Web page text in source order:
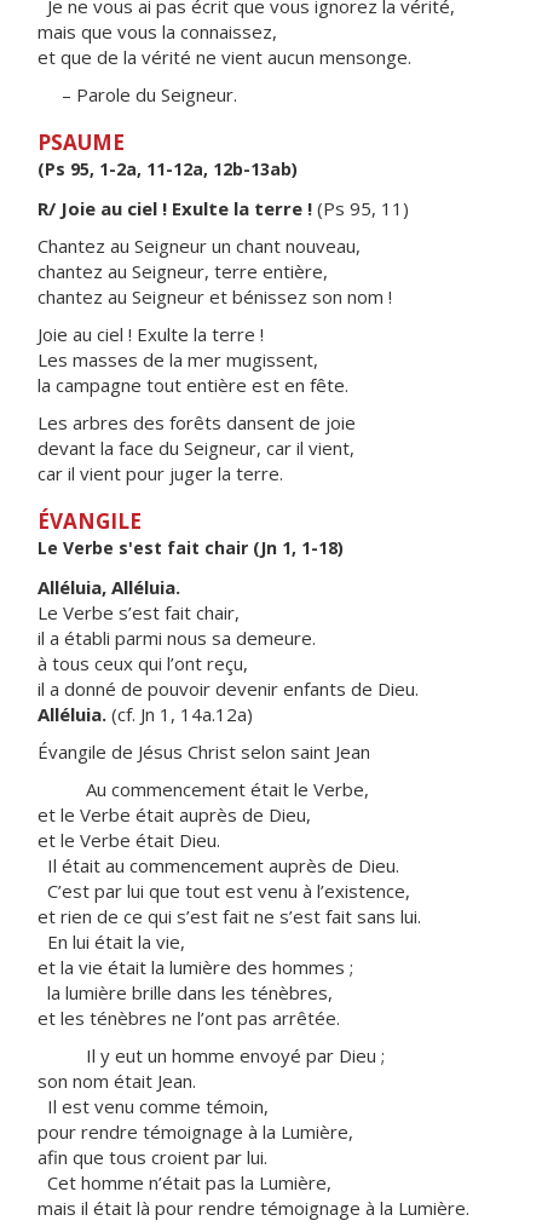
Je ne vous ai pas écrit que vous ignorez la vérité,
mais que vous la connaissez,
et que de la vérité ne vient aucun mensonge.
– Parole du Seigneur.
PSAUME
(Ps 95, 1-2a, 11-12a, 12b-13ab)
R/ Joie au ciel ! Exulte la terre ! (Ps 95, 11)
Chantez au Seigneur un chant nouveau,
chantez au Seigneur, terre entière,
chantez au Seigneur et bénissez son nom !
Joie au ciel ! Exulte la terre !
Les masses de la mer mugissent,
la campagne tout entière est en fête.
Les arbres des forêts dansent de joie
devant la face du Seigneur, car il vient,
car il vient pour juger la terre.
ÉVANGILE
Le Verbe s'est fait chair (Jn 1, 1-18)
Alléluia, Alléluia.
Le Verbe s’est fait chair,
il a établi parmi nous sa demeure.
à tous ceux qui l’ont reçu,
il a donné de pouvoir devenir enfants de Dieu.
Alléluia. (cf. Jn 1, 14a.12a)
Évangile de Jésus Christ selon saint Jean
Au commencement était le Verbe,
et le Verbe était auprès de Dieu,
et le Verbe était Dieu.
Il était au commencement auprès de Dieu.
C’est par lui que tout est venu à l’existence,
et rien de ce qui s’est fait ne s’est fait sans lui.
En lui était la vie,
et la vie était la lumière des hommes ;
la lumière brille dans les ténèbres,
et les ténèbres ne l’ont pas arrêtée.
Il y eut un homme envoyé par Dieu ;
son nom était Jean.
Il est venu comme témoin,
pour rendre témoignage à la Lumière,
afin que tous croient par lui.
Cet homme n’était pas la Lumière,
mais il était là pour rendre témoignage à la Lumière.